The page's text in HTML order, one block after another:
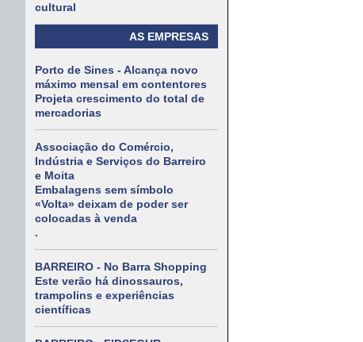
cultural
AS EMPRESAS
Porto de Sines - Alcança novo
máximo mensal em contentores
Projeta crescimento do total de
mercadorias
Associação do Comércio,
Indústria e Serviços do Barreiro
e Moita
Embalagens sem símbolo
«Volta» deixam de poder ser
colocadas à venda
.
BARREIRO - No Barra Shopping
Este verão há dinossauros,
trampolins e experiências
científicas